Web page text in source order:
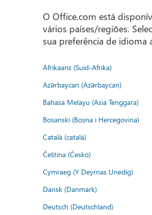
O Office.com está
vários países/regiões.
sua preferência de idioma
Afrikaans (Suid-Afrika)
Azərbaycan (Azərbaycan)
Bahasa Melayu (Asia Tenggara)
Bosanski (Bosna i Hercegovina)
Català (català)
Čeština (Česko)
Cymraeg (Y Deyrnas Unedig)
Dansk (Danmark)
Deutsch (Deutschland)